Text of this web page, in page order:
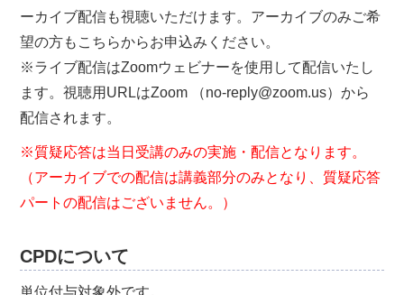
ーカイブ配信も視聴いただけます。アーカイブのみご希
望の方もこちらからお申込みください。
※ライブ配信はZoomウェビナーを使用して配信いたし
ます。視聴用URLはZoom （no-reply@zoom.us）から
配信されます。
※質疑応答は当日受講のみの実施・配信となります。
（アーカイブでの配信は講義部分のみとなり、質疑応答
パートの配信はございません。）
CPDについて
単位付与対象外です。